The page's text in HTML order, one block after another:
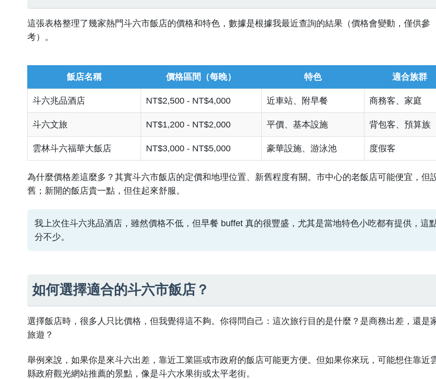
這張表格整理了幾家熱門斗六市飯店的價格和特色，數據是根據我最近查詢的結果（價格會變動，僅供參
考）。
飯店名稱 價格區間（每晚） 特色 適合族群
斗六兆品酒店 NT$2,500 - NT$4,000 近車站、附早餐 商務客、家庭
斗六文旅 NT$1,200 - NT$2,000 平價、基本設施 背包客、預算族
雲林斗六福華大飯店 NT$3,000 - NT$5,000 豪華設施、游泳池 度假客
為什麼價格差這麼多？其實斗六市飯店的定價和地理位置、新舊程度有關。市中心的老飯店可能便宜，但
舊；新開的飯店貴一點，但住起來舒服。
我上次住斗六兆品酒店，雖然價格不低，但早餐 buffet 真的很豐盛，尤其是當地特色小吃都有提供，這
分不少。
如何選擇適合的斗六市飯店？
選擇飯店時，很多人只比價格，但我覺得這不夠。你得問自己：這次旅行目的是什麼？是商務出差，還是
旅遊？
舉例來說，如果你是來斗六出差，靠近工業區或市政府的飯店可能更方便。但如果你來玩，可能想住靠近
縣政府觀光網站推薦的景點，像是斗六水果街或太平老街。